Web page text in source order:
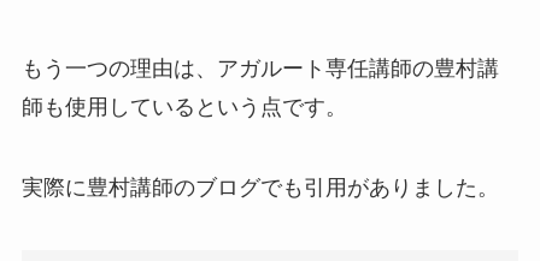
もう一つの理由は、アガルート専任講師の豊村講
師も使用しているという点です。
実際に豊村講師のブログでも引用がありました。